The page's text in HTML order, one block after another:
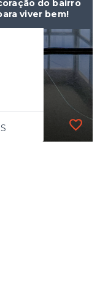
do bairro
viver bem!